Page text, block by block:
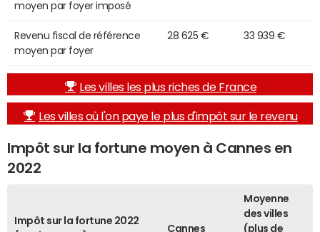
moyen par foyer imposé
Revenu fiscal de référence
moyen par foyer
28 625 € 33 939 €
Les villes les plus riches de France
Les villes où l'on paye le plus d'impôt sur le revenu
Impôt sur la fortune moyen à Cannes en
2022
Impôt sur la fortune 2022
Cannes
Moyenne
des villes
(plus de